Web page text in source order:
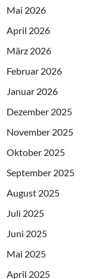
Mai 2026
April 2026
März 2026
Februar 2026
Januar 2026
Dezember 2025
November 2025
Oktober 2025
September 2025
August 2025
Juli 2025
Juni 2025
Mai 2025
April 2025